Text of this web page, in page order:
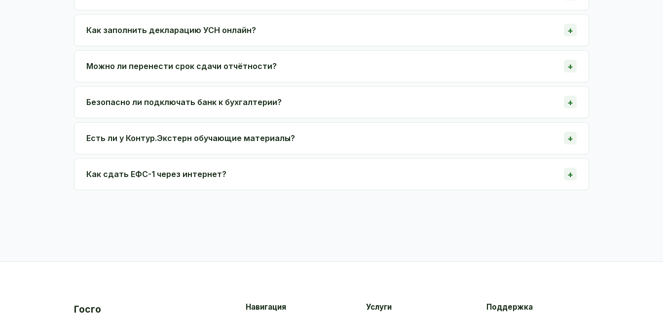
Как заполнить декларацию УСН онлайн?
Можно ли перенести срок сдачи отчётности?
Безопасно ли подключать банк к бухгалтерии?
Есть ли у Контур.Экстерн обучающие материалы?
Как сдать ЕФС-1 через интернет?
Госго Навигация Услуги Поддержка